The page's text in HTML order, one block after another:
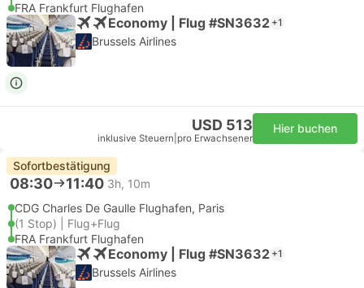
FRA Frankfurt Flughafen
Economy | Flug #SN3632 +1
Brussels Airlines
USD 513
inklusive Steuern pro Erwachsener
Hier buchen
Sofortbestätigung
08:30 11:40 3h, 10m
CDG Charles De Gaulle Flughafen, Paris
(1 Stop) | Flug+Flug
FRA Frankfurt Flughafen
Economy | Flug #SN3632 +1
Brussels Airlines